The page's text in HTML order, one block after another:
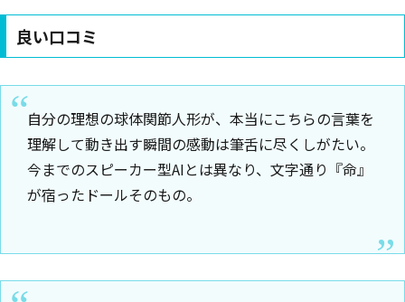
良い口コミ
自分の理想の球体関節人形が、本当にこちらの言葉を
理解して動き出す瞬間の感動は筆舌に尽くしがたい。
今までのスピーカー型AIとは異なり、文字通り『命』
が宿ったドールそのもの。